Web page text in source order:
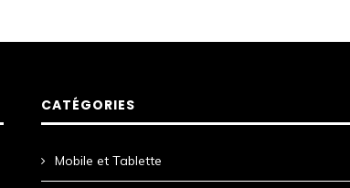
CATÉGORIES
Mobile et Tablette